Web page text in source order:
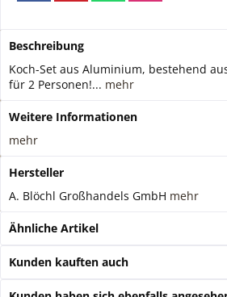
Beschreibung
Koch-Set aus Aluminium, bestehend
für 2 Personen!... mehr
Weitere Informationen
mehr
Hersteller
A. Blöchl Großhandels GmbH mehr
Ähnliche Artikel
Kunden kauften auch